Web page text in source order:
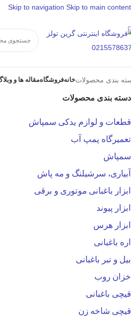
Skip to navigation Skip to main content
بندی محصولاتخانهفروشگاهمقاله ها و
دسته بندی محصولات
قطعات و لوازم یدکی سمپاش
تعمیرگاه پمپ آب
سمپاش
آبیاری، سرشیلنگ و مه پاش
ابزار باغبانی موتوری و برقی
ابزار پیوند
ابزار هرس
اره باغبانی
بیل و تبر باغبانی
خزان روب
قیچی باغبانی
قیچی شاخه زن